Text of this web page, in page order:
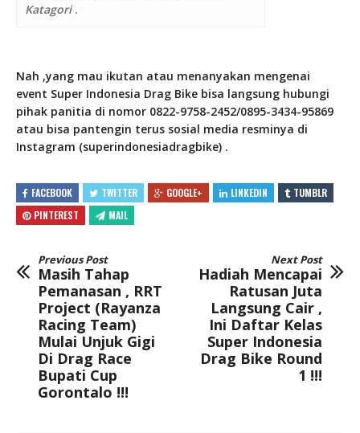
Katagori .
Nah ,yang mau ikutan atau menanyakan mengenai
event Super Indonesia Drag Bike bisa langsung hubungi
pihak panitia di nomor 0822-9758-2452/0895-3434-95869
atau bisa pantengin terus sosial media resminya di
Instagram (superindonesiadragbike) .
FACEBOOK TWITTER GOOGLE+ LINKEDIN
TUMBLR
PINTEREST
MAIL
Previous Post
Masih Tahap
Pemanasan , RRT
Project (Rayanza
Racing Team)
Mulai Unjuk Gigi
Di Drag Race
Bupati Cup
Gorontalo !!!
Next Post
Hadiah Mencapai
Ratusan Juta
Langsung Cair ,
Ini Daftar Kelas
Super Indonesia
Drag Bike Round
1 !!!